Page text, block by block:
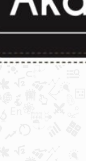
КДР, ВОШ,